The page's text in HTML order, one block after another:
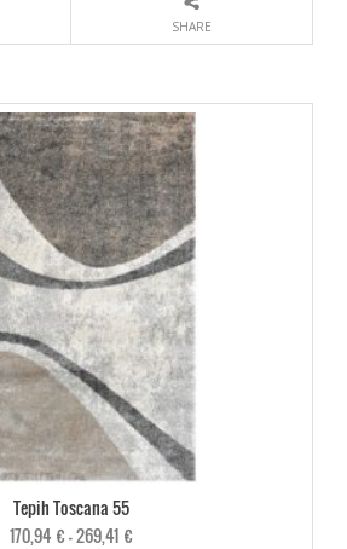
SHARE
Tepih Toscana 55
170,94 €–269,41 €